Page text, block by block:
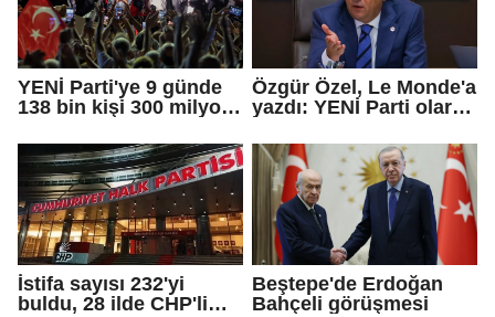
YENİ Parti'ye 9 günde
138 bin kişi 300 milyon
Özgür Özel, Le Monde'a
yazdı: YENİ Parti olarak
öneriyoruz
İstifa sayısı 232'yi
buldu, 28 ilde CHP'li
Beştepe'de Erdoğan
Bahçeli görüşmesi